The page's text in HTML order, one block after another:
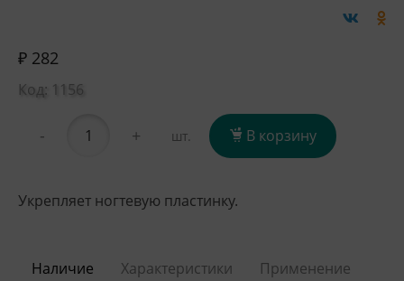
₽ 282
Код: 1156
- + шт. В корзину
Укрепляет ногтевую пластинку.
Наличие Характеристики Применение